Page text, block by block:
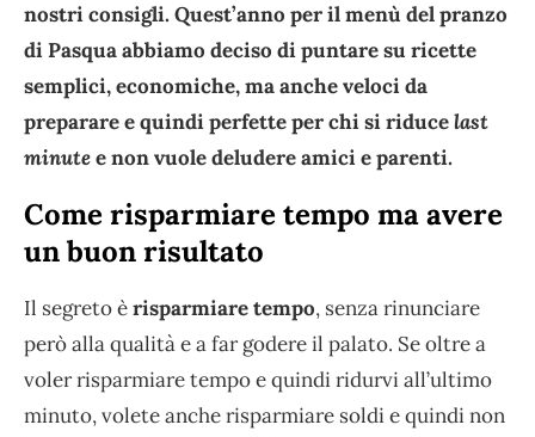
nostri consigli. Quest’anno per il menù del pranzo
di Pasqua abbiamo deciso di puntare su ricette
semplici, economiche, ma anche veloci da
preparare e quindi perfette per chi si riducelast
minutee non vuole deludere amici e parenti.
Come risparmiare tempo ma avere
un buon risultato
Il segreto èrisparmiare tempo, senza rinunciare
però alla qualità e a far godere il palato. Se oltre a
voler risparmiare tempo e quindi ridurvi all’ultimo
minuto, volete anche risparmiare soldi e quindi non